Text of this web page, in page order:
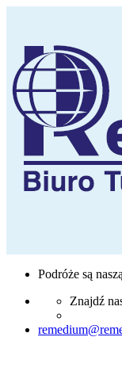
Podróże są
Znajdź